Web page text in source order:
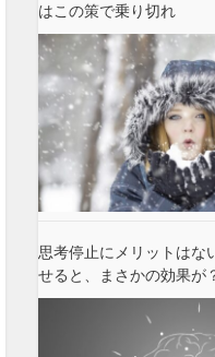
はこの策で乗り切れ
思考停止にメリットはな
せると、まさかの効果が